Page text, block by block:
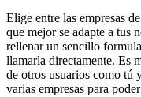
Elige entre las empresas
que mejor se adapte a tus
rellenar un sencillo
llamarla directamente. Es
de otros usuarios como tú
varias empresas para